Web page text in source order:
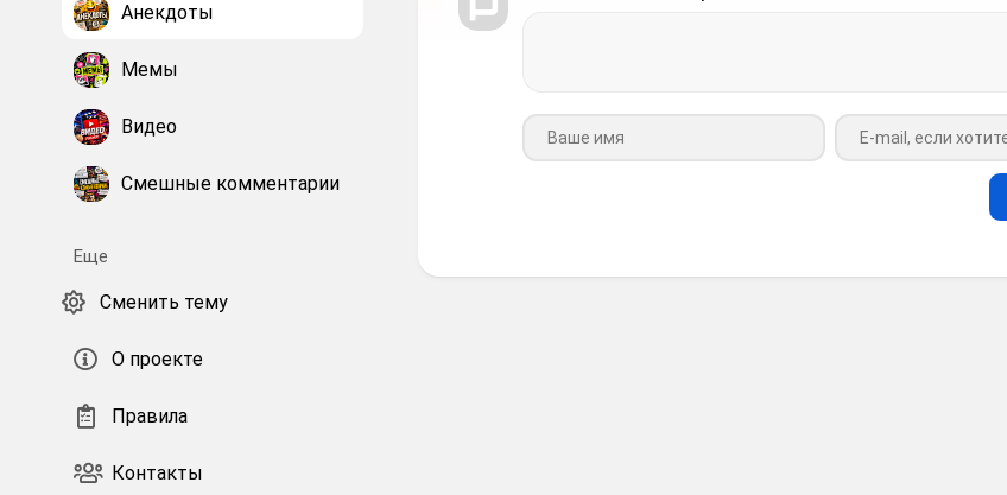
Анекдоты
Мемы
Видео
Смешные комментарии
Еще
Сменить тему
О проекте
Правила
Контакты
Ваше имя Ваш e-mail